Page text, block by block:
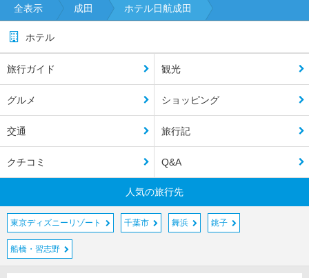
全表示 成田 ホテル日航成田
ホテル
旅行ガイド 観光
グルメ ショッピング
交通 旅行記
クチコミ Q&A
人気の旅行先
東京ディズニーリゾート 千葉市 舞浜 銚子
船橋・習志野